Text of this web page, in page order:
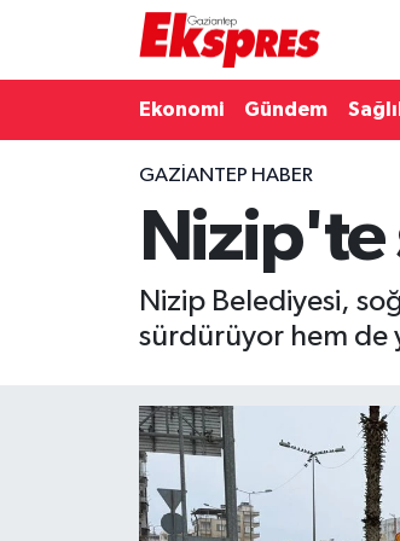
Ekonomi Gündem
GAZIANTEP HABER
Nizip'te
Nizip Belediyesi,
sürdürüyor hem de
Gaziantep son dakika
Gündem
Kültür Sanat
Magazin
Puan Durumu ve Fikstür
Son Dakika Haberleri